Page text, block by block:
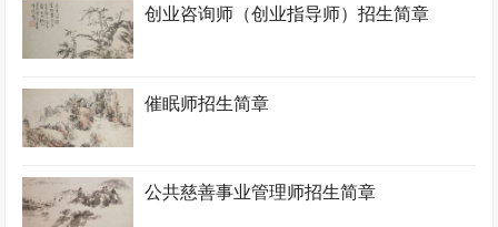
创业咨询师（创业指导师）招生简章
催眠师招生简章
公共慈善事业管理师招生简章